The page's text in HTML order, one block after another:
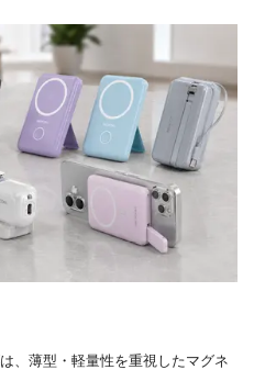
、薄型・軽量性を重視したマグネ